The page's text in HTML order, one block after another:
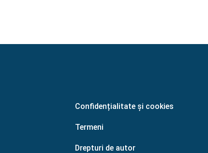
Confidențialitate și cookies
Termeni
Drepturi de autor